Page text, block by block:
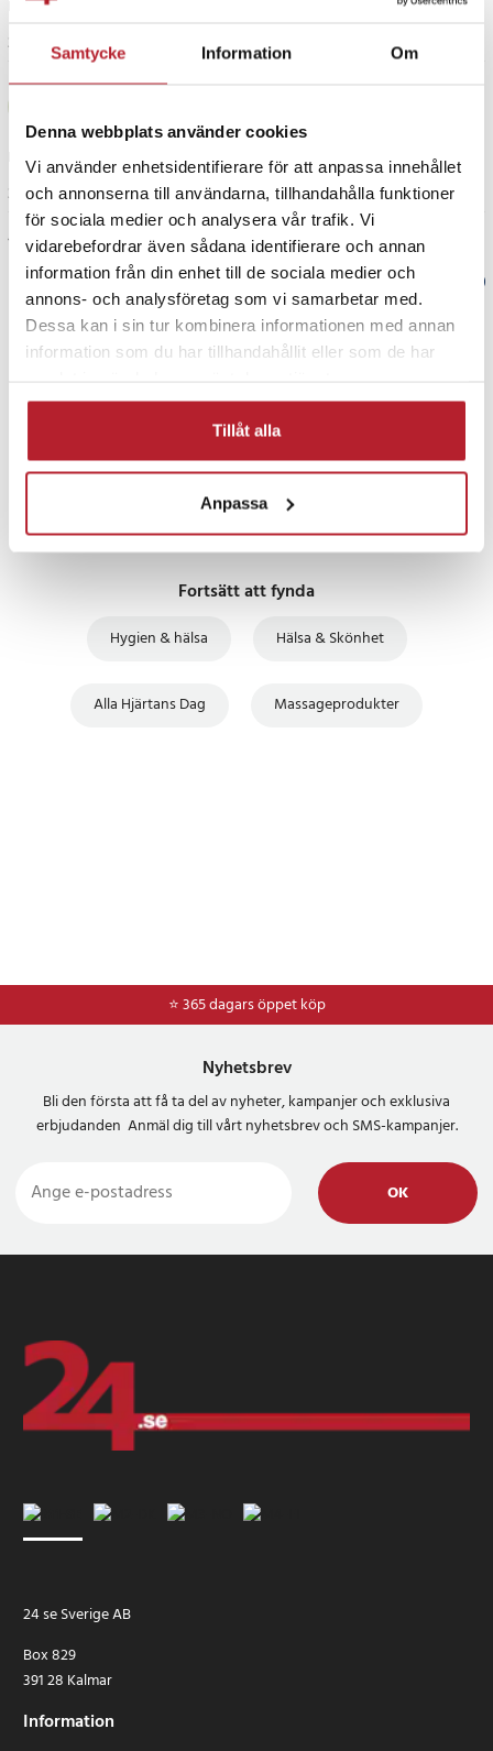
Samtycke Information Om
Denna webbplats använder cookies
Vi använder enhetsidentifierare för att anpassa innehållet
och annonserna till användarna, tillhandahålla funktioner
för sociala medier och analysera vår trafik. Vi
vidarebefordrar även sådana identifierare och annan
information från din enhet till de sociala medier och
annons- och analysföretag som vi samarbetar med.
Dessa kan i sin tur kombinera informationen med annan
information som du har tillhandahållit eller som de har
Tillåt alla
Anpassa
Fastnar inte på golvet
3 år sedan 1
Fastnar tyvärr inte på våra klinkers i duschen. Funkar inte så bra då.
3 år sedan
Visa fler recensioner
Verified by Trustvoice
PRISGARANTI
UTFÖRSÄLJNING
Fortsätt att fynda
Hygien & hälsa Hälsa & Skönhet
Alla Hjärtans Dag Massageprodukter
⭐ 365 dagars öppet köp
Nyhetsbrev
Bli den första att få ta del av nyheter, kampanjer och exklusiva
erbjudanden Anmäl dig till vårt nyhetsbrev och SMS-kampanjer.
OK
24 se Sverige AB
Box 829
391 28 Kalmar
Information